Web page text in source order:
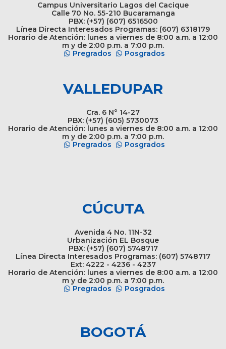
Campus Universitario Lagos del Cacique
Calle 70 No. 55-210 Bucaramanga
PBX: (+57) (607) 6516500
Línea Directa Interesados Programas: (607) 6318179
Horario de Atención: lunes a viernes de 8:00 a.m. a 12:00
m y de 2:00 p.m. a 7:00 p.m.
Pregrados
Posgrados
VALLEDUPAR
Cra. 6 N° 14-27
PBX: (+57) (605) 5730073
Horario de Atención: lunes a viernes de 8:00 a.m. a 12:00
m y de 2:00 p.m. a 7:00 p.m.
Pregrados
Posgrados
CÚCUTA
Avenida 4 No. 11N-32
Urbanización EL Bosque
PBX: (+57) (607) 5748717
Línea Directa Interesados Programas: (607) 5748717
Ext: 4222 - 4236 - 4237
Horario de Atención: lunes a viernes de 8:00 a.m. a 12:00
m y de 2:00 p.m. a 7:00 p.m.
Pregrados
Posgrados
BOGOTÁ